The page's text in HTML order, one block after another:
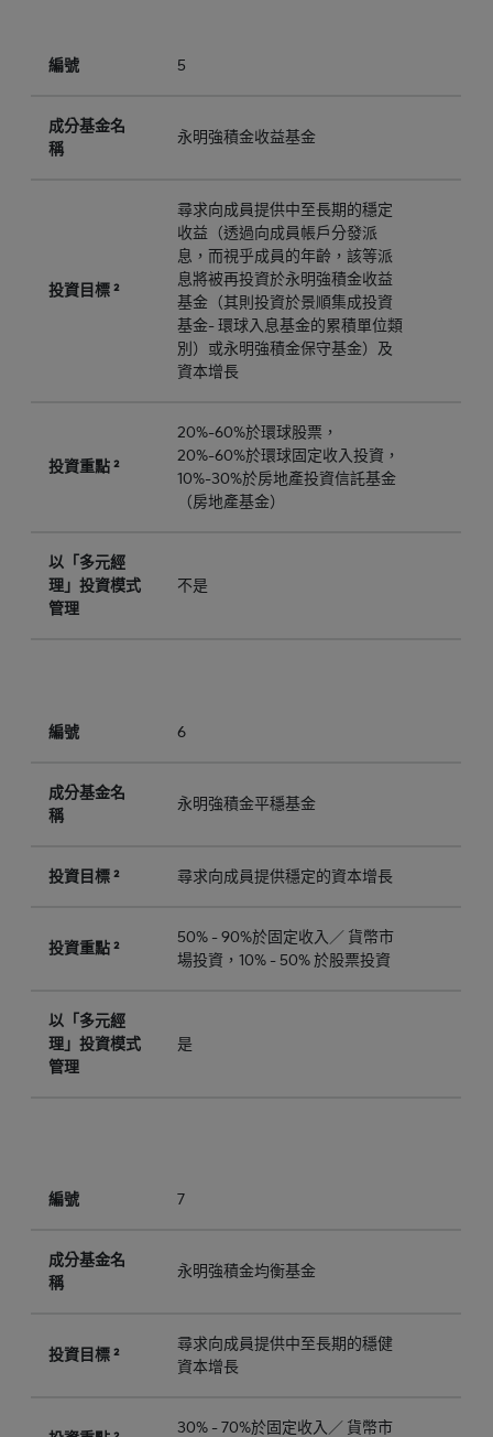
編號 5
成分基金名
稱
永明強積金收益基金
投資目標 ²
尋求向成員提供中至長期的穩定
收益（透過向成員帳戶分發派
息，而視乎成員的年齡，該等派
息將被再投資於永明強積金收益
基金（其則投資於景順集成投資
基金- 環球入息基金的累積單位類
別）或永明強積金保守基金）及
資本增長
投資重點 ²
20%-60%於環球股票，
20%-60%於環球固定收入投資，
10%-30%於房地產投資信託基金
（房地產基金）
以「多元經
理」投資模式
管理
不是
編號 6
成分基金名
稱
永明強積金平穩基金
投資目標 ² 尋求向成員提供穩定的資本增長
投資重點 ²
50% - 90%於固定收入／ 貨幣市
場投資，10% - 50% 於股票投資
以「多元經
理」投資模式
管理
是
編號 7
成分基金名
稱
永明強積金均衡基金
投資目標 ²
尋求向成員提供中至長期的穩健
資本增長
30% - 70%於固定收入／ 貨幣市